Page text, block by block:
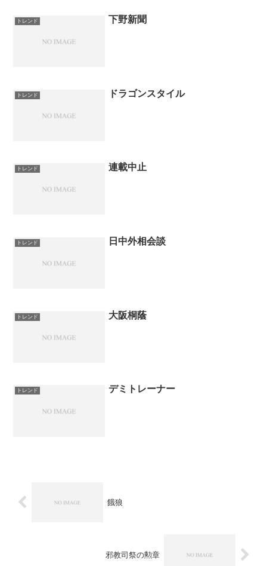
トレンド 下野新聞
トレンド ドラゴンスタイル
トレンド 連載中止
トレンド 日中外相会談
トレンド 大阪桐蔭
トレンド デミトレーナー
餓狼
邪教司祭の勲章